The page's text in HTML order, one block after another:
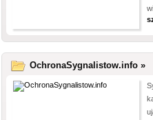
OchronaSygnalistow.info »